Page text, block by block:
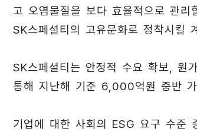
고 오염물질을 보다 효율적으로 관
SK스페셜티의 고유문화로 정착시킬
SK스페셜티는 안정적 수요 확보, 원
통해 지난해 기준 6,000억원 중반
기업에 대한 사회의 ESG 요구 수준